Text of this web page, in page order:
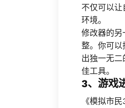
不仅可以
环境。
修改器的另
整。你可以
出独一无
佳工具。
3、游戏
《模拟市